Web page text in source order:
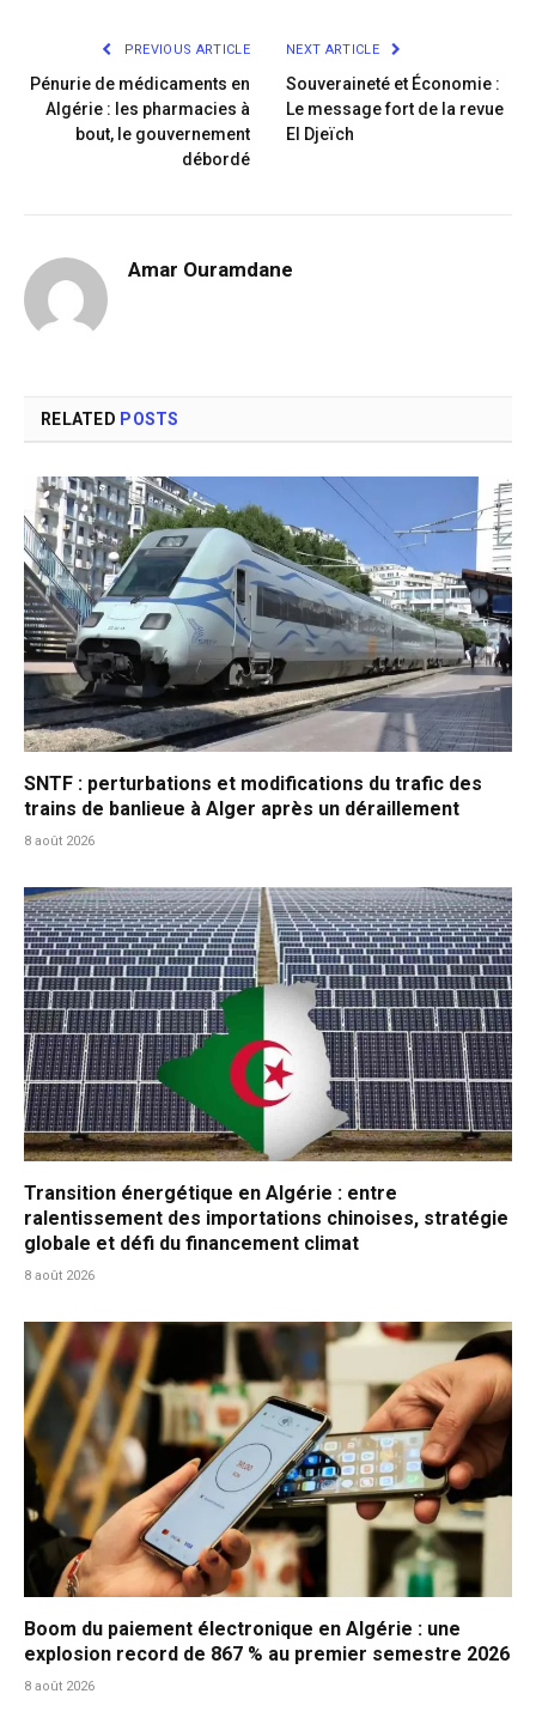
PREVIOUS ARTICLE
Pénurie de médicaments en
Algérie : les pharmacies à
bout, le gouvernement
débordé
NEXT ARTICLE
Souveraineté et Économie :
Le message fort de la revue
El Djeïch
Amar Ouramdane
RELATED POSTS
SNTF : perturbations et modifications du trafic des
trains de banlieue à Alger après un déraillement
8 août 2026
Transition énergétique en Algérie : entre
ralentissement des importations chinoises, stratégie
globale et défi du financement climat
8 août 2026
Boom du paiement électronique en Algérie : une
explosion record de 867 % au premier semestre 2026
8 août 2026